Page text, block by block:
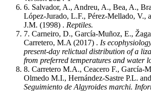
6. Salvador, A., Andreu, A., Bea, A.,
López-Jurado, L.F., Pérez-Mellado, V.,
J.M. (1998) . Reptiles.
7. Carneiro, D., García-Muñoz, E.,
Carretero, M.A (2017) . Is
present-day relictual distribution of a
from preferred temperatures and water
8. Carretero M.A., Ceacero F., García-
Olmedo M.I., Hernández-Sastre P.L.
Seguimiento de Algyroides marchi.